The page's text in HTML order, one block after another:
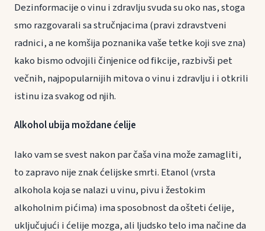
Dezinformacije o vinu i zdravlju svuda su oko nas, stoga
smo razgovarali sa stručnjacima (pravi zdravstveni
radnici, a ne komšija poznanika vaše tetke koji sve zna)
kako bismo odvojili činjenice od fikcije, razbivši pet
večnih, najpopularnijih mitova o vinu i zdravlju i i otkrili
istinu iza svakog od njih.
Alkohol ubija moždane ćelije
Iako vam se svest nakon par čaša vina može zamagliti,
to zapravo nije znak ćelijske smrti. Etanol (vrsta
alkohola koja se nalazi u vinu, pivu i žestokim
alkoholnim pićima) ima sposobnost da ošteti ćelije,
uključujući i ćelije mozga, ali ljudsko telo ima načine da